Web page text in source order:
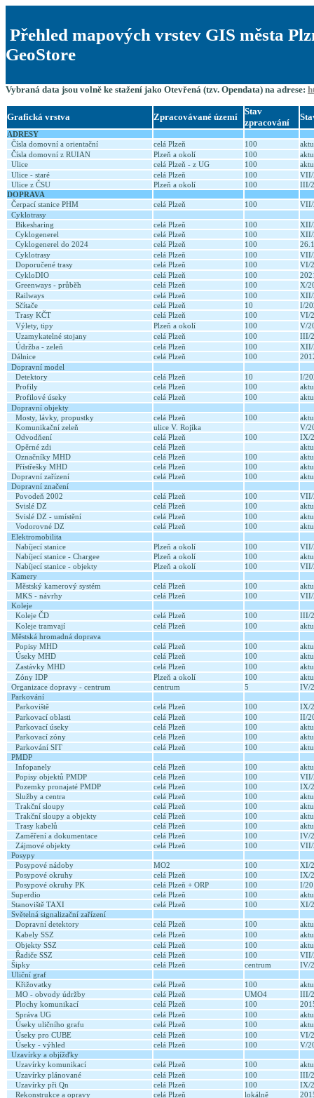
Přehled mapových vrstev GIS města
GeoStore
Vybraná data jsou volně ke stažení jako Otevřená (tzv. Opendata) na adrese:
Grafická vrstva Zpracovávané území
Stav
zpracování
ADRESY
Čísla domovní a orientační
celá Plzeň 100
Čísla domovní z RUIAN
Plzeň a okolí 100
Ulice
celá Plzeň - z UG 100
Ulice - staré
celá Plzeň 100
Ulice z ČSU
Plzeň a okolí 100
III/
DOPRAVA
Čerpací stanice PHM
celá Plzeň 100
Cyklotrasy
Bikesharing
celá Plzeň 100
Cyklogenerel
celá Plzeň 100
Cyklogenerel do 2024
celá Plzeň 100
Cyklotrasy
celá Plzeň 100
Doporučené trasy
celá Plzeň 100
VI/
CykloDIO
celá Plzeň 100
Greenways - průběh
celá Plzeň 100
X/
Railways
celá Plzeň 100
Sčítače
celá Plzeň 10
I/
Trasy KČT
celá Plzeň 100
VI/
Výlety, tipy
Plzeň a okolí 100
V/
Uzamykatelné stojany
celá Plzeň 100
III/
Údržba - zeleň
celá Plzeň 100
Dálnice
celá Plzeň 100
Dopravní model
Detektory
celá Plzeň 10
I/
Profily
celá Plzeň 100
Profilové úseky
celá Plzeň 100
Dopravní objekty
Mosty, lávky, propustky
celá Plzeň 100
Komunikační zeleň
ulice V. Rojíka
V/
Odvodňení
celá Plzeň 100
IX/
Opěrné zdi
celá Plzeň
Označníky MHD
celá Plzeň 100
Přístřešky MHD
celá Plzeň 100
Dopravní zařízení
celá Plzeň 100
Dopravní značení
Povodeň 2002
celá Plzeň 100
Svislé DZ
celá Plzeň 100
Svislé DZ - umístění
celá Plzeň 100
Vodorovné DZ
celá Plzeň 100
Elektromobilita
Nabíjecí stanice
Plzeň a okolí 100
Nabíjecí stanice - Chargee
Plzeň a okolí 100
Nabíjecí stanice - objekty
Plzeň a okolí 100
Kamery
Městský kamerový systém
celá Plzeň 100
MKS - návrhy
celá Plzeň 100
Koleje
Koleje ČD
celá Plzeň 100
III/
Koleje tramvají
celá Plzeň 100
Městská hromadná doprava
Popisy MHD
celá Plzeň 100
Úseky MHD
celá Plzeň 100
Zastávky MHD
celá Plzeň 100
Zóny IDP
Plzeň a okolí 100
Organizace dopravy - centrum
centrum 5
IV/
Parkování
Parkoviště
celá Plzeň 100
IX/
Parkovací oblasti
celá Plzeň 100
II/
Parkovací úseky
celá Plzeň 100
Parkovací zóny
celá Plzeň 100
Parkování SIT
celá Plzeň 100
PMDP
Infopanely
celá Plzeň 100
Popisy objektů PMDP
celá Plzeň 100
Pozemky pronajaté PMDP
celá Plzeň 100
IX/
Služby a centra
celá Plzeň 100
Trakční sloupy
celá Plzeň 100
Trakční sloupy a objekty
celá Plzeň 100
Trasy kabelů
celá Plzeň 100
Zaměření a dokumentace
celá Plzeň 100
IV/
Zájmové objekty
celá Plzeň 100
Posypy
Posypové nádoby
MO2 100
XI/
Posypové okruhy
celá Plzeň 100
IX/
Posypové okruhy PK
celá Plzeň + ORP 100
I/
Superdio
celá Plzeň 100
Stanoviště TAXI
celá Plzeň 100
XI/
Světelná signalizační zařízení
Dopravní detektory
celá Plzeň 100
Kabely SSZ
celá Plzeň 100
Objekty SSZ
celá Plzeň 100
Řadiče SSZ
celá Plzeň 100
Šipky
celá Plzeň centrum
IV/
Uliční graf
Křižovatky
celá Plzeň 100
MO - obvody údržby
celá Plzeň UMO4
III/
Plochy komunikací
celá Plzeň 100
Správa UG
celá Plzeň 100
Úseky uličního grafu
celá Plzeň 100
Úseky pro CUBE
celá Plzeň 100
VI/
Úseky - výhled
celá Plzeň 100
V/
Uzavírky a objížďky
Uzavírky komunikací
celá Plzeň 100
Uzavírky plánované
celá Plzeň 100
III/
Uzavírky při Qn
celá Plzeň 100
IX/
Rekonstrukce a opravy
celá Plzeň lokálně